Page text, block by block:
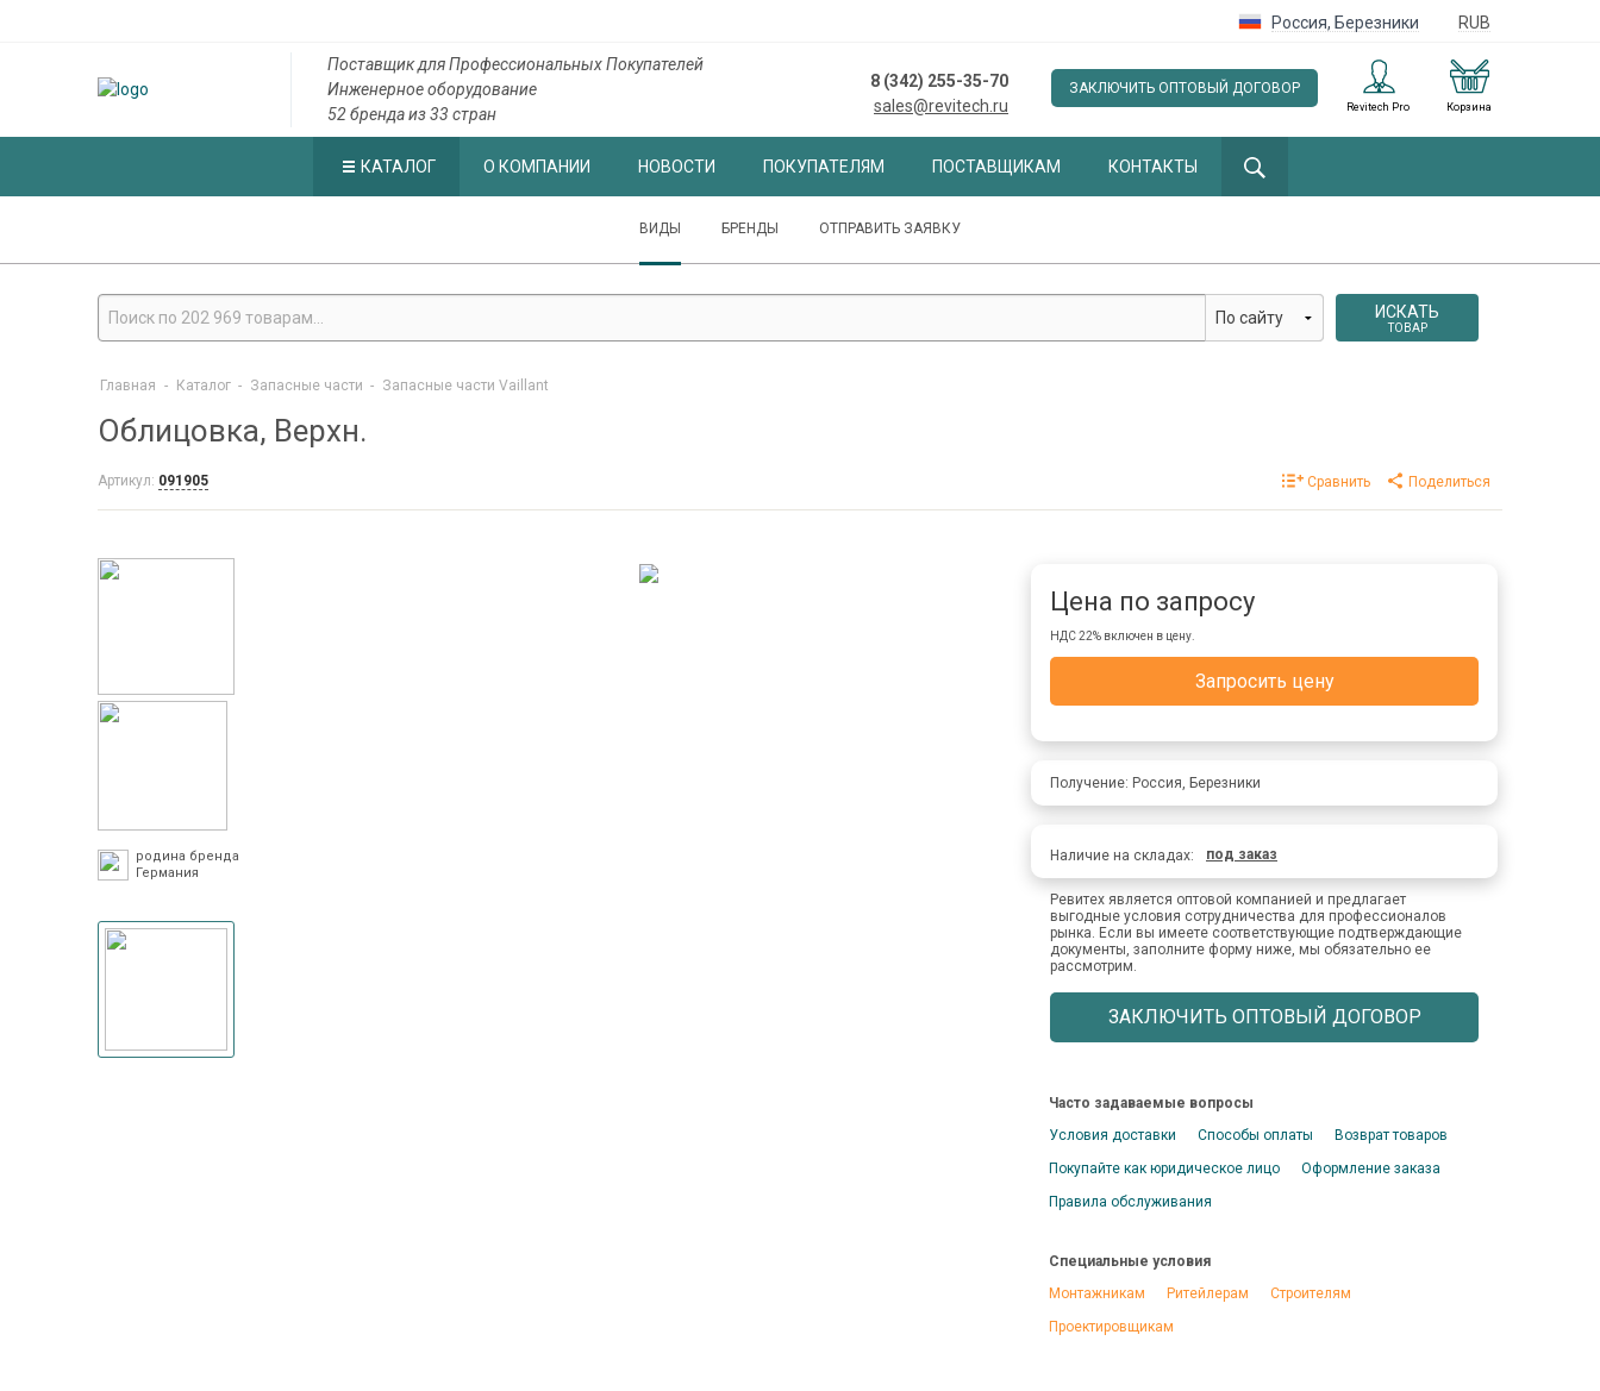
Россия, Березники RUB
Корзина
Revitech Pro
ЗАКЛЮЧИТЬ ОПТОВЫЙ ДОГОВОР
8 (342) 255-35-70
sales@revitech.ru
Поставщик для Профессиональных Покупателей
Инженерное оборудование
52 бренда из 33 стран
КАТАЛОГ О КОМПАНИИ НОВОСТИ ПОКУПАТЕЛЯМ ПОСТАВЩИКАМ КОНТАКТЫ
ВИДЫ БРЕНДЫ ОТПРАВИТЬ ЗАЯВКУ
ИСКАТЬ
ТОВАР
Главная - Каталог - Запасные части - Запасные части Vaillant
Облицовка, Верхн.
Артикул: 091905 Сравнить Поделиться
родина бренда
Германия
Цена по запросу
НДС 22% включен в цену.
Запросить цену
Получение: Россия, Березники
Наличие на складах: под заказ
Ревитех является оптовой компанией и предлагает
выгодные условия сотрудничества для профессионалов
рынка. Если вы имеете соответствующие подтверждающие
документы, заполните форму ниже, мы обязательно ее
рассмотрим.
ЗАКЛЮЧИТЬ ОПТОВЫЙ ДОГОВОР
Часто задаваемые вопросы
Условия доставки
Способы оплаты
Возврат товаров
Покупайте как юридическое лицо
Оформление заказа
Правила обслуживания
Специальные условия
Монтажникам
Ритейлерам
Строителям
Проектировщикам